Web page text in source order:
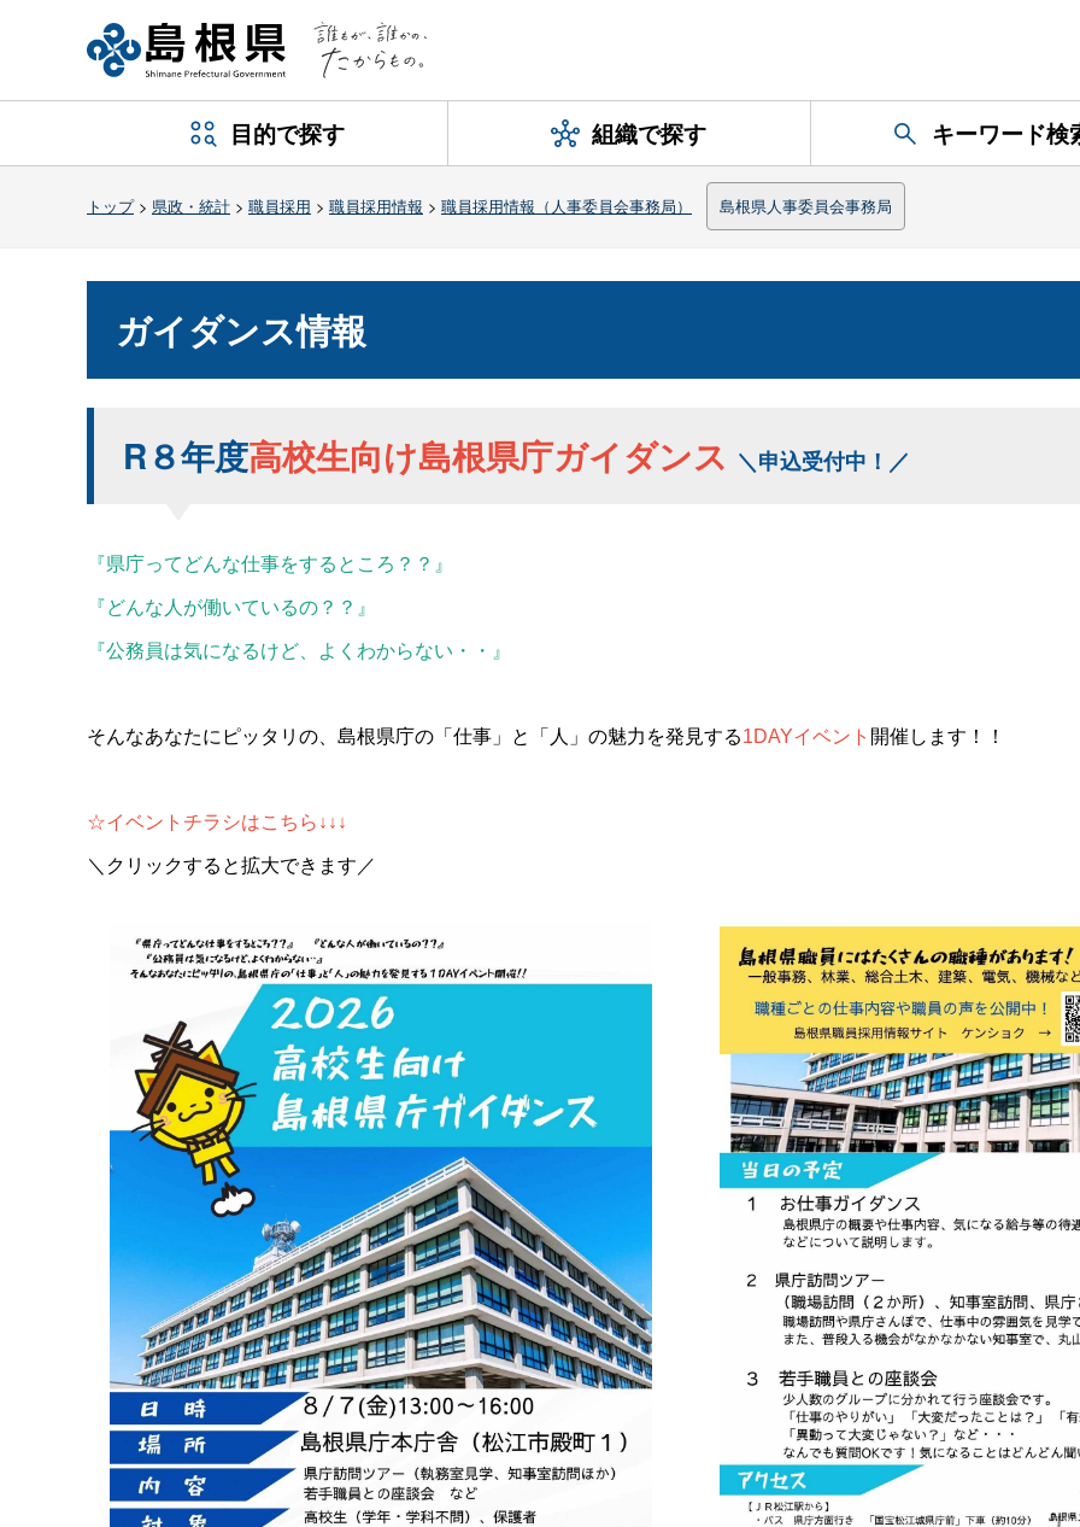
目的で探す 組織で探す キーワード検
トップ> 県政・統計 > 職員採用 > 職員採用情報 > 職員採用情報（人事委員会事務局） 島根県人事委員会事務局
ガイダンス情報
R８年度高校生向け島根県庁ガイダンス ＼申込受付中！／
『県庁ってどんな仕事をするところ？？』
『どんな人が働いているの？？』
『公務員は気になるけど、よくわからない・・』
そんなあなたにピッタリの、島根県庁の「仕事」と「人」の魅力を発見する1DAYイベント 開催します！！
☆イベントチラシはこちら ↓↓↓
＼クリックすると拡大できます／